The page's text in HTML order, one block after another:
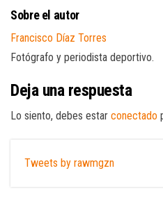
Sobre el autor
Francisco Díaz Torres
Fotógrafo y periodista deportivo.
Deja una respuesta
Lo siento, debes estar conectado
Tweets by rawmgzn